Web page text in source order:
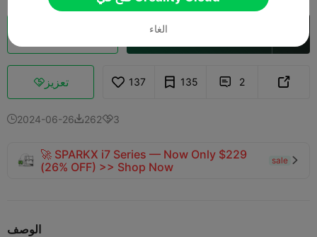
تعزيز 137 135  2 
2024-06-262623
🚀 SPARKX i7 Series — Now Only $229
(26% OFF) >> Shop Now
sale 
الوصف
الغاء